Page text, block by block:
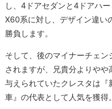
し、4ドアセダンと4ドアハ
X60系に対し、デザイン違い
勝負します。
そして、後のマイナーチェ
されますが、兄貴分よりや
与えられていたクレスタは
車』の代表として人気を獲得。